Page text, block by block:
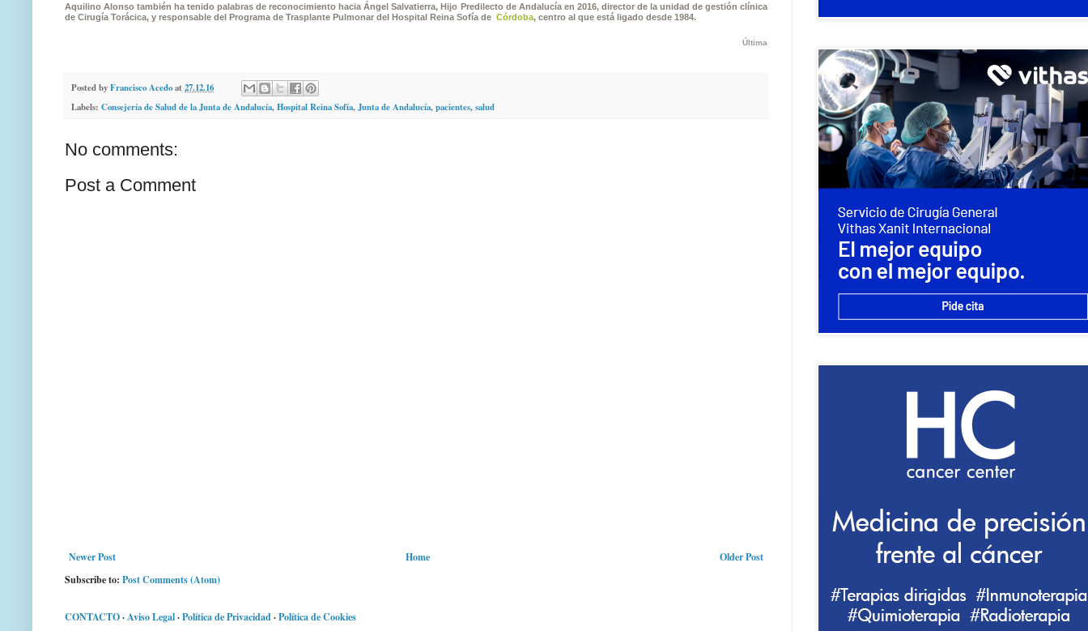
Aquilino Alonso también ha tenido palabras de reconocimiento hacia Ángel Salvatierra, Hijo Predilecto de Andalucía en 2016, director de la unidad de gestión clínica
de Cirugía Torácica, y responsable del Programa de Trasplante Pulmonar del Hospital Reina Sofía de Córdoba, centro al que está ligado desde 1984.
Última
Posted byFrancisco Acedoat 27.12.16
Labels: Consejería de Salud de la Junta de Andalucía,Hospital Reina Sofía,Junta de Andalucía,pacientes,salud
No comments:
Post a Comment
Newer Post Older Post
Home
Subscribe to: Post Comments (Atom)
CONTACTO·Aviso Legal·Política de Privacidad·Política de Cookies